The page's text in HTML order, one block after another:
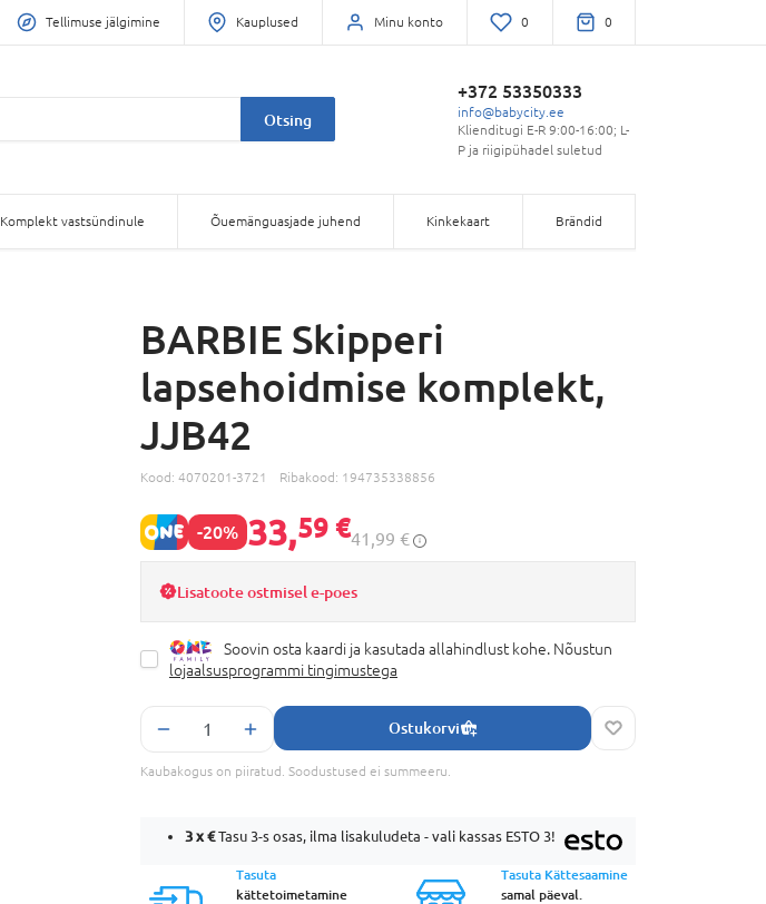
Tellimuse jälgimine Kauplused Minu konto 0 0
Otsing
+372 53350333
info@babycity.ee
Klienditugi E-R 9:00-16:00; L-
P ja riigipühadel suletud
Komplekt vastsündinule Õuemänguasjade juhend Kinkekaart Brändid
BARBIE Skipperi
lapsehoidmise komplekt,
JJB42
Kood: 4070201-3721 Ribakood: 194735338856
-20% 33,59 €41,99 €
Lisatoote ostmisel e-poes
Soovin osta kaardi ja kasutada allahindlust kohe. Nõustun
lojaalsusprogrammi tingimustega
Ostukorvi
Kaubakogus on piiratud. Soodustused ei summeeru.
3 x€Tasu 3-s osas, ilma lisakuludeta - vali kassas ESTO 3!
Tasuta
kättetoimetamine
Tasuta Kättesaamine
samal päeval.